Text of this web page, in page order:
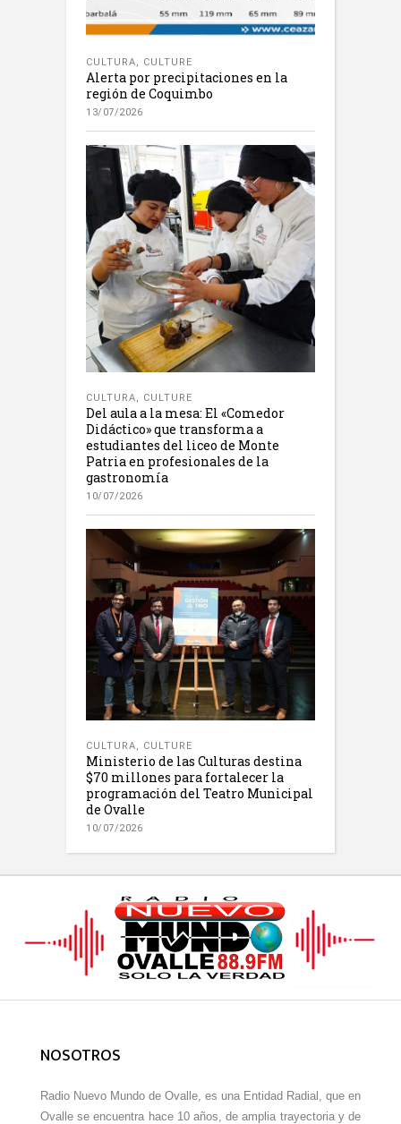
CULTURA, CULTURE
Alerta por precipitaciones en la
región de Coquimbo
13/07/2026
CULTURA, CULTURE
Del aula a la mesa: El «Comedor
Didáctico» que transforma a
estudiantes del liceo de Monte
Patria en profesionales de la
gastronomía
10/07/2026
CULTURA, CULTURE
Ministerio de las Culturas destina
$70 millones para fortalecer la
programación del Teatro Municipal
de Ovalle
10/07/2026
NOSOTROS
Radio Nuevo Mundo de Ovalle, es una Entidad Radial, que en
Ovalle se encuentra hace 10 años, de amplia trayectoria y de